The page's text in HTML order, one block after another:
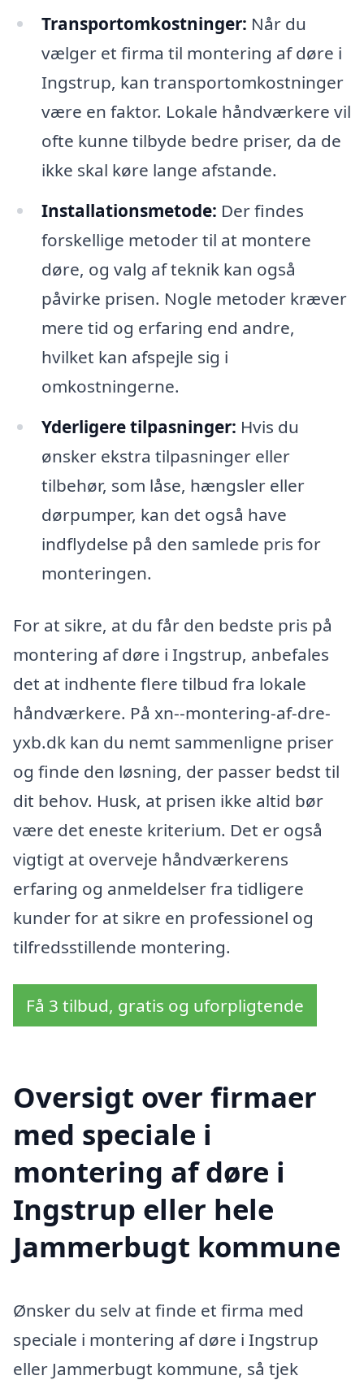
Transportomkostninger: Når du
vælger et firma til montering af døre i
Ingstrup, kan transportomkostninger
være en faktor. Lokale håndværkere vil
ofte kunne tilbyde bedre priser, da de
ikke skal køre lange afstande.
Installationsmetode: Der findes
forskellige metoder til at montere
døre, og valg af teknik kan også
påvirke prisen. Nogle metoder kræver
mere tid og erfaring end andre,
hvilket kan afspejle sig i
omkostningerne.
Yderligere tilpasninger: Hvis du
ønsker ekstra tilpasninger eller
tilbehør, som låse, hængsler eller
dørpumper, kan det også have
indflydelse på den samlede pris for
monteringen.
For at sikre, at du får den bedste pris på
montering af døre i Ingstrup, anbefales
det at indhente flere tilbud fra lokale
håndværkere. På xn--montering-af-dre-
yxb.dk kan du nemt sammenligne priser
og finde den løsning, der passer bedst til
dit behov. Husk, at prisen ikke altid bør
være det eneste kriterium. Det er også
vigtigt at overveje håndværkerens
erfaring og anmeldelser fra tidligere
kunder for at sikre en professionel og
tilfredsstillende montering.
Få 3 tilbud, gratis og uforpligtende
Oversigt over firmaer
med speciale i
montering af døre i
Ingstrup eller hele
Jammerbugt kommune
Ønsker du selv at finde et firma med
speciale i montering af døre i Ingstrup
eller Jammerbugt kommune, så tjek